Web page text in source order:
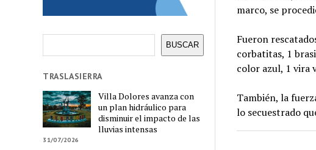
BUSCAR
TRASLASIERRA
Villa Dolores avanza con
un plan hidráulico para
disminuir el impacto de las
lluvias intensas
31/07/2026
marco, se
Fueron
corbatitas, 1
color azul, 1 vira
También, la
lo secuestrado